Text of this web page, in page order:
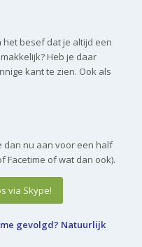
besef dat je altijd een
Heb je daar
kant te zien. Ook als
dan nu aan voor een half
Facetime of wat dan ook).
via Skype!
gevolgd? Natuurlijk